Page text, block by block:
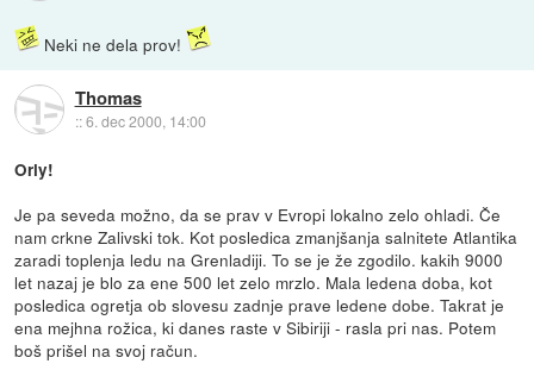
Neki ne dela prov!
Thomas
::6. dec 2000, 14:00
Orly!
Je pa seveda možno, da se prav v Evropi lokalno zelo ohladi. Če
nam crkne Zalivski tok. Kot posledica zmanjšanja salnitete Atlantika
zaradi toplenja ledu na Grenladiji. To se je že zgodilo. kakih 9000
let nazaj je blo za ene 500 let zelo mrzlo. Mala ledena doba, kot
posledica ogretja ob slovesu zadnje prave ledene dobe. Takrat je
ena mejhna rožica, ki danes raste v Sibiriji - rasla pri nas. Potem
boš prišel na svoj račun.